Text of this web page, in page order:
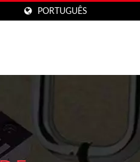
PORTUGUÊS